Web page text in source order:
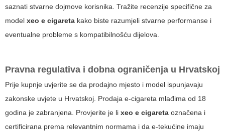
saznati stvarne dojmove korisnika. Tražite recenzije specifične za
model xeo e cigareta kako biste razumjeli stvarne performanse i
eventualne probleme s kompatibilnošću dijelova.
Pravna regulativa i dobna ograničenja u Hrvatskoj
Prije kupnje uvjerite se da prodajno mjesto i model ispunjavaju
zakonske uvjete u Hrvatskoj. Prodaja e-cigareta mlađima od 18
godina je zabranjena. Provjerite je li xeo e cigareta označena i
certificirana prema relevantnim normama i da e-tekućine imaju